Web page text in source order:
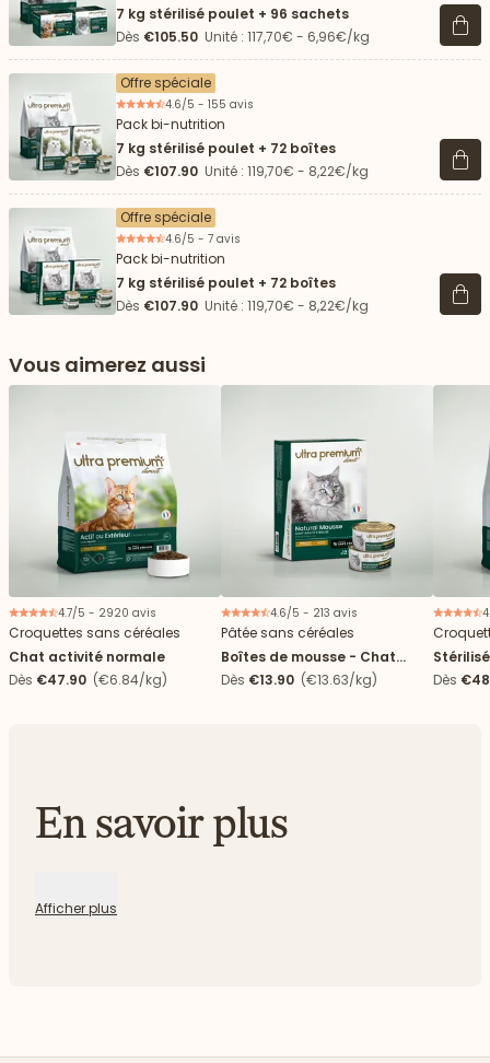
7 kg stérilisé poulet + 96 sachets
Dès €105.50 Unité : 117,70€ - 6,96€/kg Voir
Offre spéciale
4.6/5 - 155 avis
Pack bi-nutrition
7 kg stérilisé poulet + 72 boîtes
Dès €107.90 Unité : 119,70€ - 8,22€/kg Voir
Offre spéciale
4.6/5 - 7 avis
Pack bi-nutrition
7 kg stérilisé poulet + 72 boîtes
Dès €107.90 Unité : 119,70€ - 8,22€/kg Voir
Vous aimerez aussi
4.7/5 - 2920 avis
Croquettes sans céréales
Chat activité normale
Dès €47.90 (€6.84/kg)
4.6/5 - 213 avis
Pâtée sans céréales
Boîtes de mousse - Chat
stérilisé
Dès €13.90 (€13.63/kg)
Dès
En savoir plus
Afficher plus